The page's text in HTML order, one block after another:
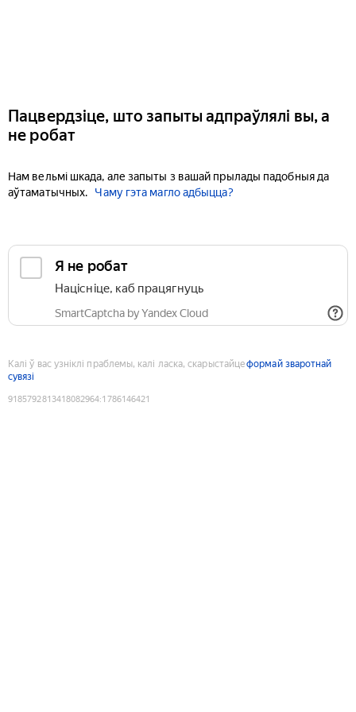
Пацвердзіце, што запыты адпраўлялі вы, а
не робат
Нам вельмі шкада, але запыты з вашай прылады падобныя да
аўтаматычных.
Чаму гэта магло адбыцца?
Я не робат
Націсніце, каб працягнуць
SmartCaptcha by Yandex Cloud
Калі ў вас узніклі праблемы, калі ласка, скарыстайцеформай зваротнай
сувязі
9185792813418082964:1786146421